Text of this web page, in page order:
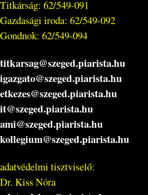
Titkárság: 62/549-091
Gazdasági iroda: 62/549-092
Gondnok: 62/549-094
titkarsag@szeged.piarista.hu
igazgato@szeged.piarista.hu
etkezes@szeged.piarista.hu
it@szeged.piarista.hu
ami@szeged.piarista.hu
kollegium@szeged.piarista.hu
adatvédelmi tisztviselő:
Dr. Kiss Nóra